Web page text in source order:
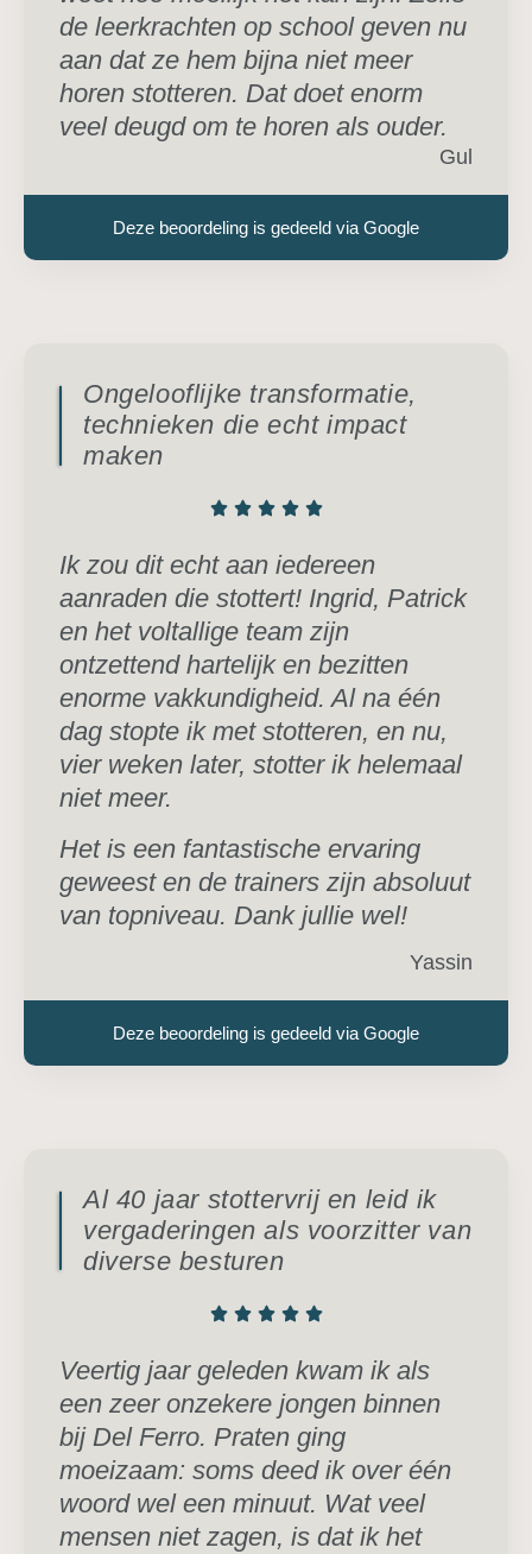
de leerkrachten op school geven nu
aan dat ze hem bijna niet meer
horen stotteren. Dat doet enorm
veel deugd om te horen als ouder.
Gul
Deze beoordeling is gedeeld via Google
Ongelooflijke transformatie,
technieken die echt impact
maken
Ik zou dit echt aan iedereen
aanraden die stottert! Ingrid, Patrick
en het voltallige team zijn
ontzettend hartelijk en bezitten
enorme vakkundigheid. Al na één
dag stopte ik met stotteren, en nu,
vier weken later, stotter ik helemaal
niet meer.
Het is een fantastische ervaring
geweest en de trainers zijn absoluut
van topniveau. Dank jullie wel!
Yassin
Deze beoordeling is gedeeld via Google
Al 40 jaar stottervrij en leid ik
vergaderingen als voorzitter van
diverse besturen
Veertig jaar geleden kwam ik als
een zeer onzekere jongen binnen
bij Del Ferro. Praten ging
moeizaam: soms deed ik over één
woord wel een minuut. Wat veel
mensen niet zagen, is dat ik het